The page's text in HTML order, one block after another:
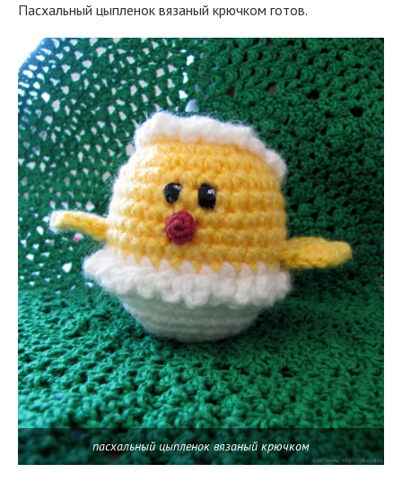
Пасхальный цыпленок вязаный крючком готов.
пасхальный цыпленок вязаный крючком